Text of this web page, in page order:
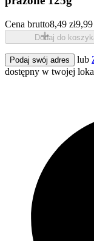
Cena brutto8,49 zł9,99
Dodaj do
Podaj swój adres lub
dostępny w twojej